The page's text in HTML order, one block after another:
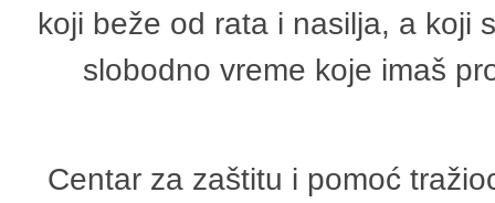
koji beže od rata i nasilja, a koji
slobodno vreme koje imaš
Centar za zaštitu i pomoć